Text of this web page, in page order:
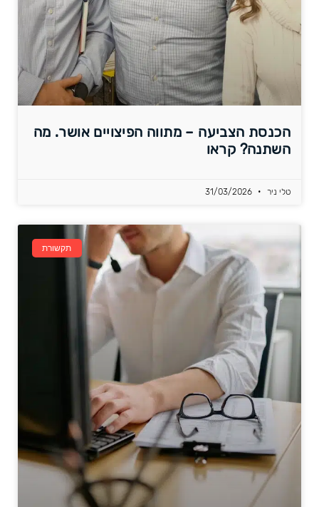
הכנסת הצביעה – מתווה הפיצויים אושר. מה
השתנה? קראו
טלי ניר
תקשורת